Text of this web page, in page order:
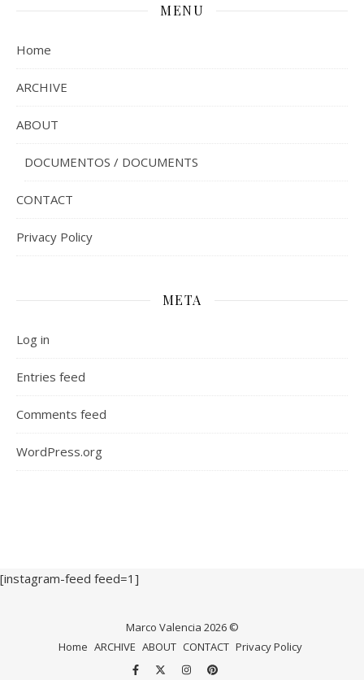
MENU
Home
ARCHIVE
ABOUT
DOCUMENTOS / DOCUMENTS
CONTACT
Privacy Policy
META
Log in
Entries feed
Comments feed
WordPress.org
[instagram-feed feed=1]
Marco Valencia 2026 ©
Home ARCHIVE ABOUT CONTACT Privacy Policy